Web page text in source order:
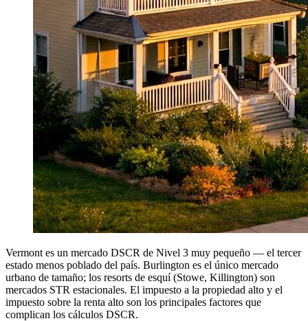
Vermont es un mercado DSCR de Nivel 3 muy pequeño — el tercer
estado menos poblado del país. Burlington es el único mercado
urbano de tamaño; los resorts de esquí (Stowe, Killington) son
mercados STR estacionales. El impuesto a la propiedad alto y el
impuesto sobre la renta alto son los principales factores que
complican los cálculos DSCR.